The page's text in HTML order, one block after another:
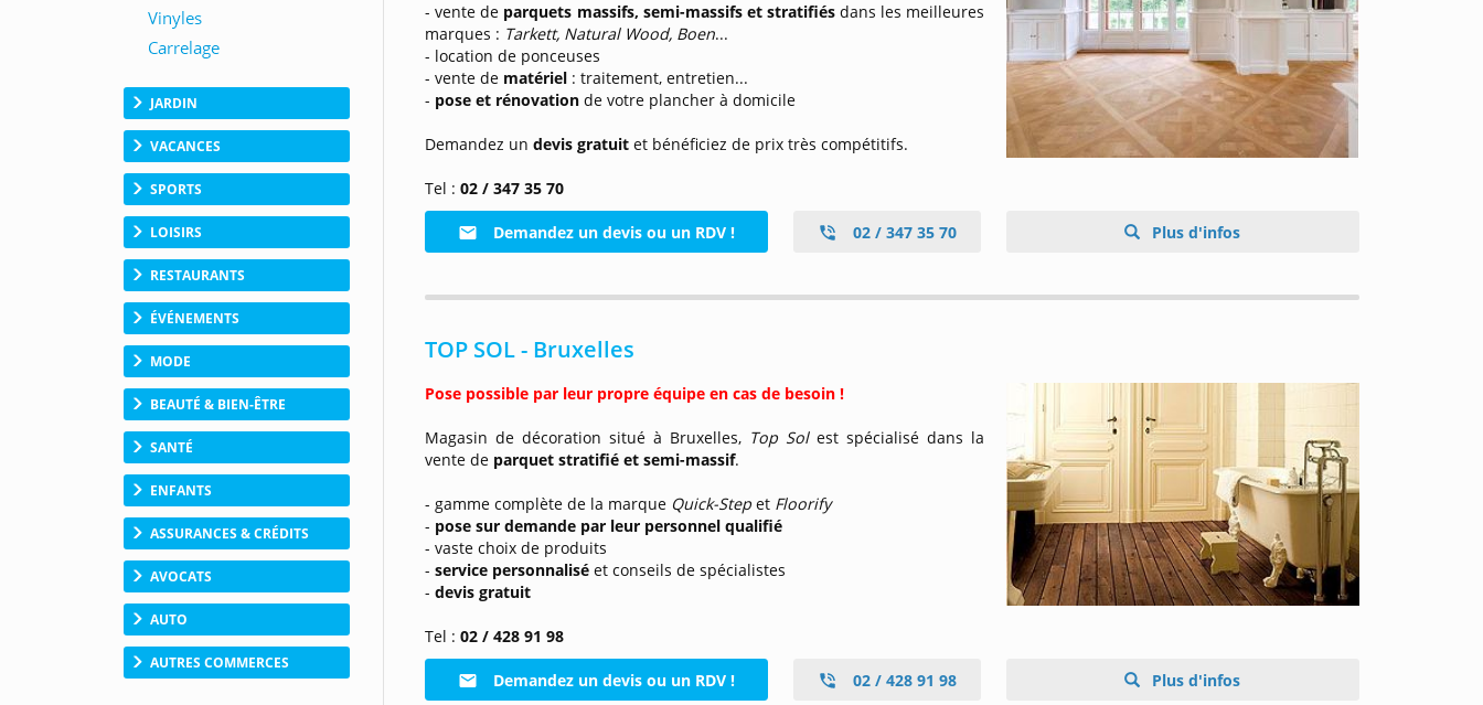
JARDIN
VACANCES
SPORTS
LOISIRS
RESTAURANTS
ÉVÉNEMENTS
MODE
BEAUTÉ & BIEN-ÊTRE
SANTÉ
ENFANTS
ASSURANCES & CRÉDITS
AVOCATS
AUTO
AUTRES COMMERCES
- vente de parquets massifs, semi-massifs et stratifiésdans les meilleures
marques : Tarkett, Natural Wood, Boen...
- location de ponceuses
- vente de matériel : traitement, entretien...
- pose et rénovationde votre plancher à domicile
Demandez un devis gratuitet bénéficiez de prix très compétitifs.
Tel :02 / 347 35 70
Demandez un devis ou un RDV ! 02 / 347 35 70 Plus d'infos
TOP SOL - Bruxelles
Pose possible par leur propre équipe en cas de besoin !
Magasin de décoration situé à Bruxelles, Top Solest spécialisé dans la
vente de parquet stratifié et semi-massif.
- gamme complète de la marque Quick-Stepet Floorify
- pose sur demande par leur personnel qualifié
- vaste choix de produits
-service personnaliséet conseils de spécialistes
-devis gratuit
Tel :02 / 428 91 98
Demandez un devis ou un RDV ! 02 / 428 91 98 Plus d'infos